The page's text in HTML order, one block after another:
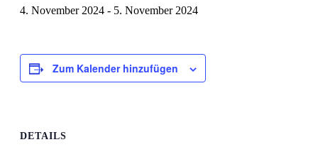
4. November 2024 - 5. November 2024
Zum Kalender hinzufügen
DETAILS